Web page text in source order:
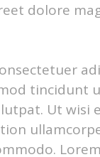
dolore
tincidunt
Ut wisi